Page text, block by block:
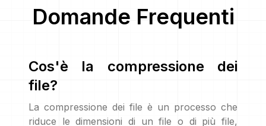
Domande Frequenti
Cos'è la compressione dei
file?
La compressione dei file è un processo che
riduce le dimensioni di un file o di più file,